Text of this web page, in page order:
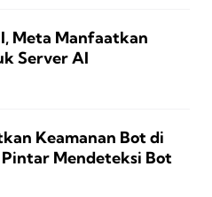
Meta Manfaatkan
Server AI
Keamanan Bot di
Pintar Mendeteksi Bot